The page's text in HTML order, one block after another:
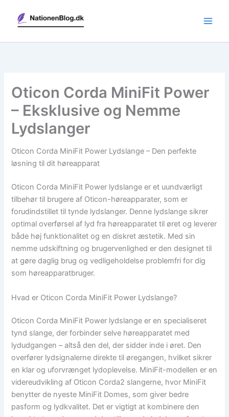
indholdet
Oticon Corda MiniFit Power
– Eksklusive og Nemme
Lydslanger
Oticon Corda MiniFit Power Lydslange – Den perfekte
løsning til dit høreapparat
Oticon Corda MiniFit Power lydslange er et uundværligt
tilbehør til brugere af Oticon-høreapparater, som er
forudindstillet til tynde lydslanger. Denne lydslange sikrer
optimal overførsel af lyd fra høreapparatet til øret og leverer
både høj funktionalitet og en diskret æstetik. Med sin
nemme udskiftning og brugervenlighed er den designet til
at gøre daglig brug og vedligeholdelse problemfri for dig
som høreapparatbruger.
Hvad er Oticon Corda MiniFit Power Lydslange?
Oticon Corda MiniFit Power lydslange er en specialiseret
tynd slange, der forbinder selve høreapparatet med
lydudgangen – altså den del, der sidder inde i øret. Den
overfører lydsignalerne direkte til øregangen, hvilket sikrer
en klar og uforvrænget lydoplevelse. MiniFit-modellen er en
videreudvikling af Oticon Corda2 slangerne, hvor MiniFit
benytter de nyeste MiniFit Domes, som giver bedre
pasform og lydkvalitet. Det er vigtigt at kombinere den